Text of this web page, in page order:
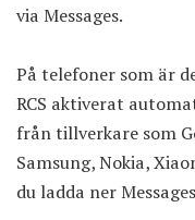
via Messages.
På telefoner som är
RCS aktiverat
från tillverkare som
Samsung, Nokia,
du ladda ner